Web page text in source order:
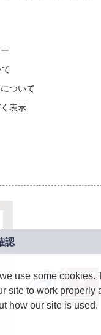
ついて
表示
use some cookies.
site to work properly
how our site is used.